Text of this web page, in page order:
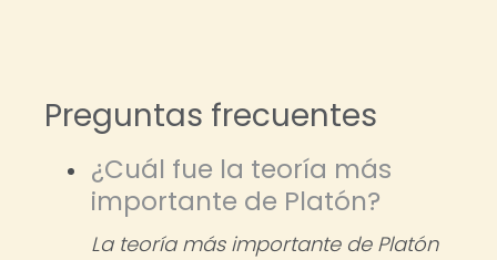
Preguntas frecuentes
¿Cuál fue la teoría más
importante de Platón?
La teoría más importante de Platón